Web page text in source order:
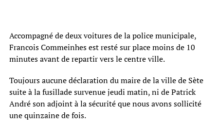
Accompagné de deux voitures de la police municipale,
Francois Commeinhes est resté sur place moins de 10
minutes avant de repartir vers le centre ville.
Toujours aucune déclaration du maire de la ville de Sète
suite à la fusillade survenue jeudi matin, ni de Patrick
André son adjoint à la sécurité que nous avons sollicité
une quinzaine de fois.